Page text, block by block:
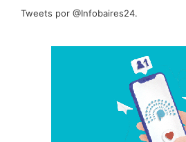
Tweets por @Infobaires24.